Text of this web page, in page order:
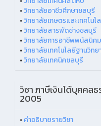
•วิทยาลัยอาชีวศึกษาชลบุรี
•วิทยาลัยเกษตรและเทคโน
•วิทยาลัยสารพัดช่างชลบุรี
•วิทยาลัยการอาชีพพนัสนิคม
•วิทยาลัยเทคโนโลยีฐานวิท
•วิทยาลัยเทคนิคชลบุรี
วิชา ภาษีเงินได้บุคคล
2005
• คำอธิบายรายวิชา